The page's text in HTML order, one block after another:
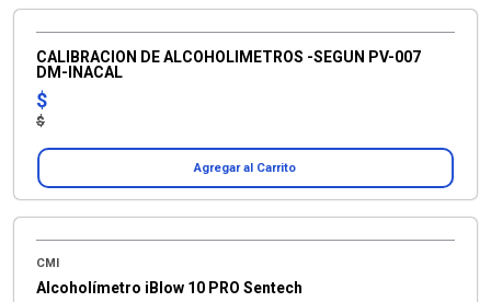
CALIBRACION DE ALCOHOLIMETROS -SEGUN PV-007
DM-INACAL
$
$
Agregar al Carrito
CMI
Alcoholímetro iBlow 10 PRO Sentech